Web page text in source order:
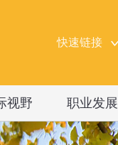
快速链接
视野 职业发展